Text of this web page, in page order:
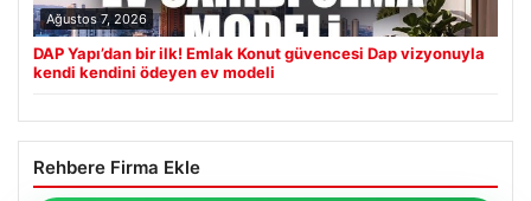
Ağustos 7, 2026
DAP Yapı’dan bir ilk! Emlak Konut güvencesi Dap vizyonuyla
kendi kendini ödeyen ev modeli
Rehbere Firma Ekle